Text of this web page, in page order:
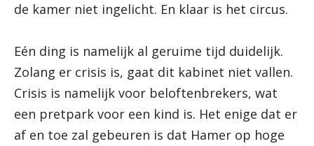
de kamer niet ingelicht. En klaar is het circus.
Eén ding is namelijk al geruime tijd duidelijk.
Zolang er crisis is, gaat dit kabinet niet vallen.
Crisis is namelijk voor beloftenbrekers, wat
een pretpark voor een kind is. Het enige dat er
af en toe zal gebeuren is dat Hamer op hoge